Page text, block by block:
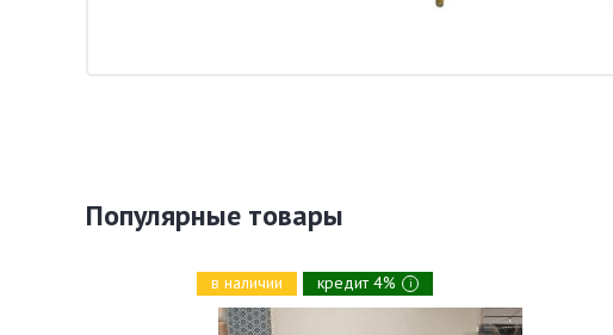
Популярные товары
в наличии кредит 4% i